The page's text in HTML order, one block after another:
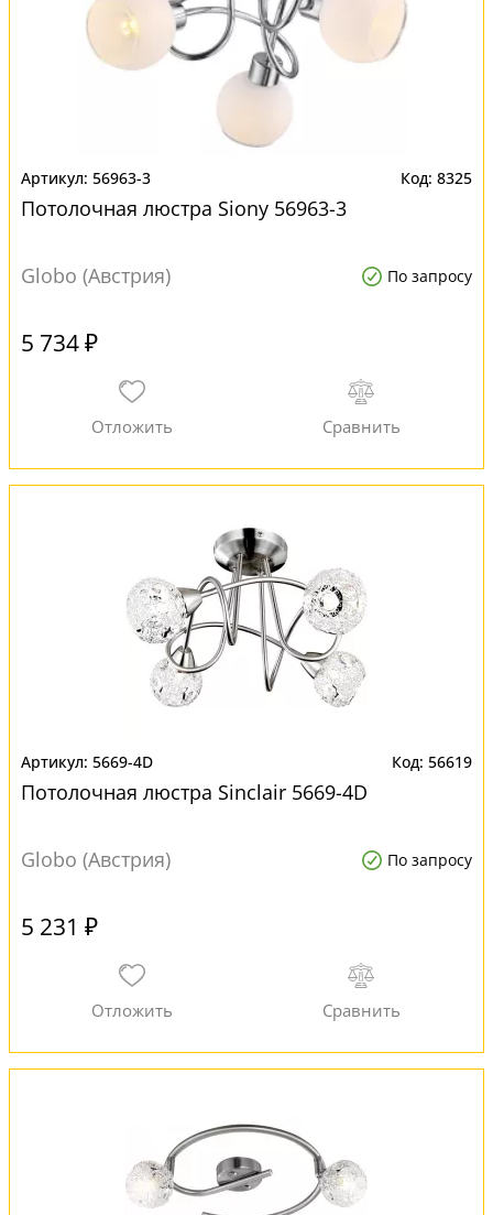
56963-3 8325
Потолочная люстра Siony 56963-3
Globo (Австрия) По запросу
5 734 ₽
5669-4D 56619
Потолочная люстра Sinclair 5669-4D
Globo (Австрия) По запросу
5 231 ₽